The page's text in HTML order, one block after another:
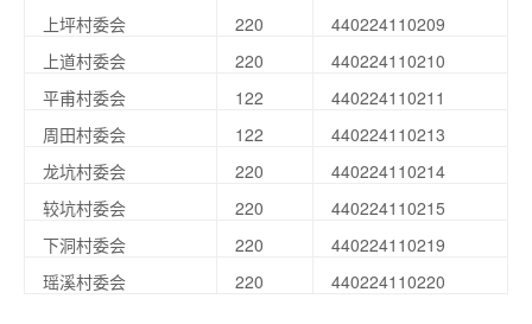
上坪村委会
220
440224110209
上道村委会
220
440224110210
平甫村委会
122
440224110211
周田村委会
122
440224110213
龙坑村委会
220
440224110214
较坑村委会
220
440224110215
下洞村委会
220
440224110219
瑶溪村委会
220 440224110220